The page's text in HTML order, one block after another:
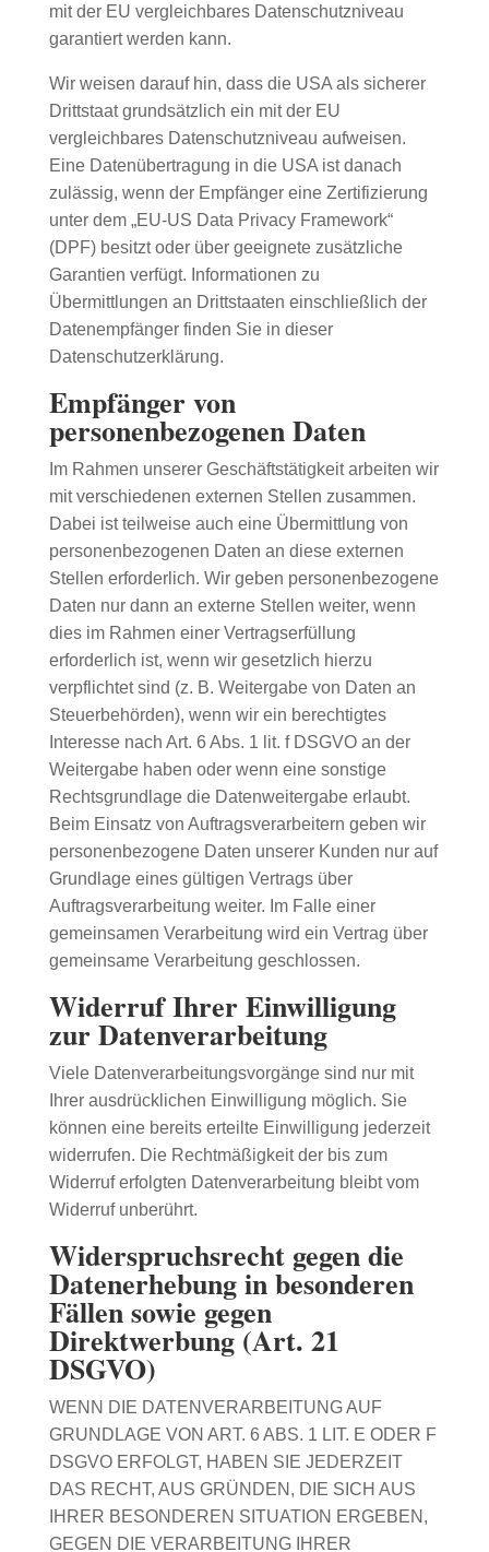
mit der EU vergleichbares Datenschutzniveau
garantiert werden kann.
Wir weisen darauf hin, dass die USA als sicherer
Drittstaat grundsätzlich ein mit der EU
vergleichbares Datenschutzniveau aufweisen.
Eine Datenübertragung in die USA ist danach
zulässig, wenn der Empfänger eine Zertifizierung
unter dem „EU-US Data Privacy Framework“
(DPF) besitzt oder über geeignete zusätzliche
Garantien verfügt. Informationen zu
Übermittlungen an Drittstaaten einschließlich der
Datenempfänger finden Sie in dieser
Datenschutzerklärung.
Empfänger von
personenbezogenen Daten
Im Rahmen unserer Geschäftstätigkeit arbeiten wir
mit verschiedenen externen Stellen zusammen.
Dabei ist teilweise auch eine Übermittlung von
personenbezogenen Daten an diese externen
Stellen erforderlich. Wir geben personenbezogene
Daten nur dann an externe Stellen weiter, wenn
dies im Rahmen einer Vertragserfüllung
erforderlich ist, wenn wir gesetzlich hierzu
verpflichtet sind (z. B. Weitergabe von Daten an
Steuerbehörden), wenn wir ein berechtigtes
Interesse nach Art. 6 Abs. 1 lit. f DSGVO an der
Weitergabe haben oder wenn eine sonstige
Rechtsgrundlage die Datenweitergabe erlaubt.
Beim Einsatz von Auftragsverarbeitern geben wir
personenbezogene Daten unserer Kunden nur auf
Grundlage eines gültigen Vertrags über
Auftragsverarbeitung weiter. Im Falle einer
gemeinsamen Verarbeitung wird ein Vertrag über
gemeinsame Verarbeitung geschlossen.
Widerruf Ihrer Einwilligung
zur Datenverarbeitung
Viele Datenverarbeitungsvorgänge sind nur mit
Ihrer ausdrücklichen Einwilligung möglich. Sie
können eine bereits erteilte Einwilligung jederzeit
widerrufen. Die Rechtmäßigkeit der bis zum
Widerruf erfolgten Datenverarbeitung bleibt vom
Widerruf unberührt.
Widerspruchsrecht gegen die
Datenerhebung in besonderen
Fällen sowie gegen
Direktwerbung (Art. 21
DSGVO)
WENN DIE DATENVERARBEITUNG AUF
GRUNDLAGE VON ART. 6 ABS. 1 LIT. E ODER F
DSGVO ERFOLGT, HABEN SIE JEDERZEIT
DAS RECHT, AUS GRÜNDEN, DIE SICH AUS
IHRER BESONDEREN SITUATION ERGEBEN,
GEGEN DIE VERARBEITUNG IHRER